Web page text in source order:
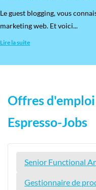
​Le guest blogging, vous
marketing web. Et voici...
Lire la suite
Offres d'emploi
Espresso-Jobs
Senior Functional
Gestionnaire de